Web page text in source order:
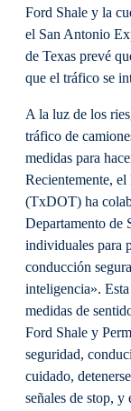
Ford Shale y la
el San Antonio
de Texas prevé
que el tráfico se
A la luz de los
tráfico de
medidas para
Recientemente,
(TxDOT) ha
Departamento de
individuales para
conducción
inteligencia».
medidas de
Ford Shale y
seguridad,
cuidado,
señales de stop,